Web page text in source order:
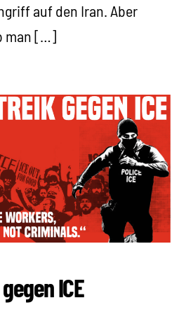
auf den Iran. Aber
man […]
ICE